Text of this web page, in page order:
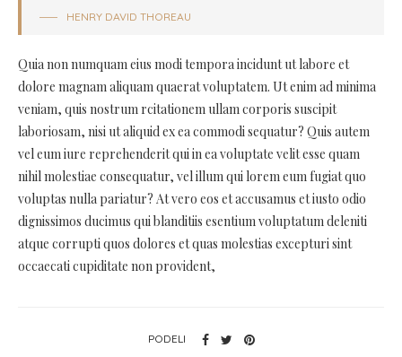
HENRY DAVID THOREAU
Quia non numquam eius modi tempora incidunt ut labore et
dolore magnam aliquam quaerat voluptatem. Ut enim ad minima
veniam, quis nostrum rcitationem ullam corporis suscipit
laboriosam, nisi ut aliquid ex ea commodi sequatur? Quis autem
vel eum iure reprehenderit qui in ea voluptate velit esse quam
nihil molestiae consequatur, vel illum qui lorem eum fugiat quo
voluptas nulla pariatur? At vero eos et accusamus et iusto odio
dignissimos ducimus qui blanditiis esentium voluptatum deleniti
atque corrupti quos dolores et quas molestias excepturi sint
occaecati cupiditate non provident,
PODELI